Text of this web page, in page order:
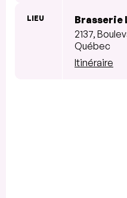
LIEU
Brasserie
2137,
Québec
Itinéraire